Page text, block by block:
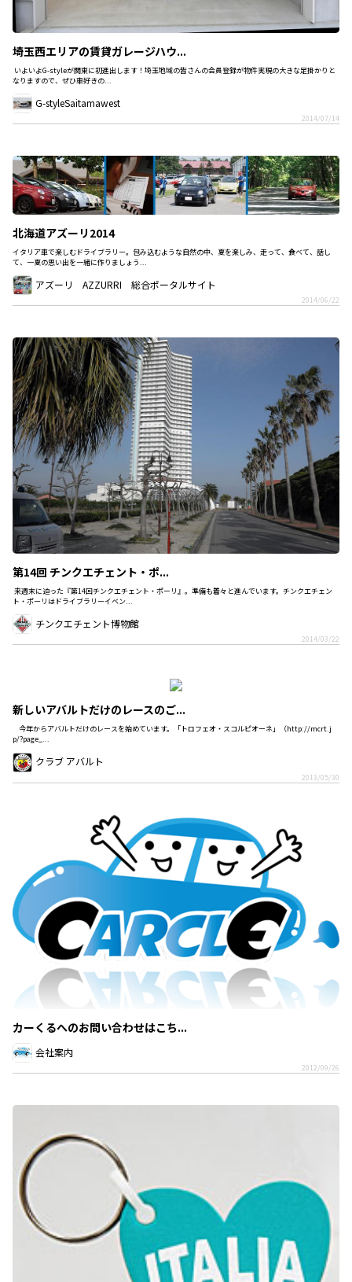
埼玉西エリアの賃貸ガレージハウ...
いよいよG-styleが関東に初進出します！埼玉地域の皆さんの会員登録が物件実現の大きな足掛かりと
なりますので、ぜひ車好きの...
G-styleSaitamawest
2014/07/14
北海道アズーリ2014
イタリア車で楽しむドライブラリー。包み込むような自然の中、夏を楽しみ、走って、食べて、話し
て、一夏の思い出を一緒に作りましょう...
アズーリ AZZURRI 総合ポータルサイト
2014/06/22
第14回 チンクエチェント・ポ...
来週末に迫った『第14回チンクエチェント・ポーリ』。準備も着々と進んでいます。チンクエチェン
ト・ポーリはドライブラリーイベン...
チンクエチェント博物館
2014/03/22
新しいアバルトだけのレースのご...
今年からアバルトだけのレースを始めています。「トロフェオ・スコルピオーネ」（http://mcrt.j
p/?page_...
クラブ アバルト
2013/05/30
カーくるへのお問い合わせはこち...
会社案内
2012/09/26